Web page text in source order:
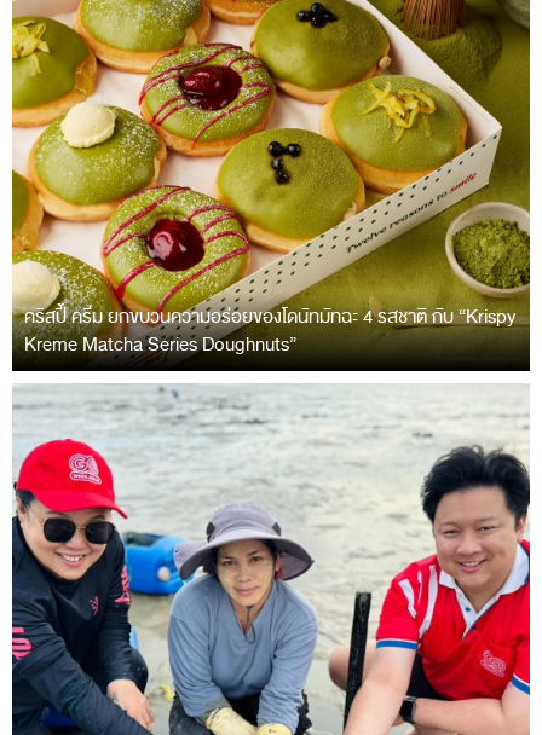
คริสปี้ ครีม ยกขบวนความอร่อยของโดนัทมัทฉะ 4 รสชาติ กับ “Krispy
Kreme Matcha Series Doughnuts”